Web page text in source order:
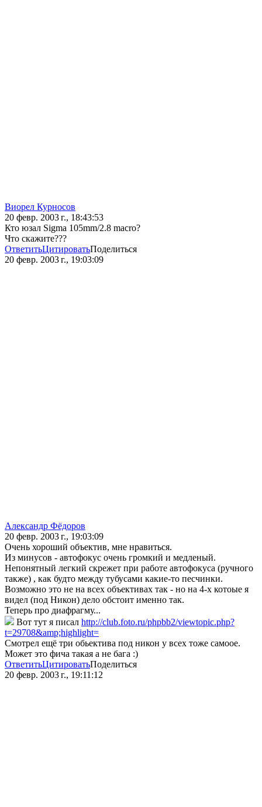
Виорел Курносов
20 февр. 2003 г., 18:43:53
Кто юзал Sigma 105mm/2.8 macro?
Что скажите???
ОтветитьЦитироватьПоделиться
20 февр. 2003 г., 19:03:09
Александр Фёдоров
20 февр. 2003 г., 19:03:09
Очень хороший объектив, мне нравиться.
Из минусов - автофокус очень громкий и медленый.
Непонятный легкий скрежет при работе автофокуса (ручного
также) , как будто между тубусами какие-то песчинки.
Возможно это не на всех объективах так - но на 4-х котоые я
видел (под Никон) дело обстоит именно так.
Теперь про диафрагму...
Вот тут я писал http://club.foto.ru/phpbb2/viewtopic.php?
t=29708&amp;highlight=
Смотрел ещё три обьектива под никон у всех тоже самоое.
Может это фича такая а не бага :)
ОтветитьЦитироватьПоделиться
20 февр. 2003 г., 19:11:12